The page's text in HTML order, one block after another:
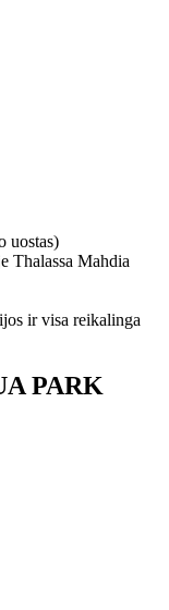
uostas)
Thalassa Mahdia
ir visa reikalinga
PARK